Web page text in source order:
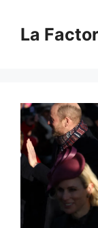
contenido
La